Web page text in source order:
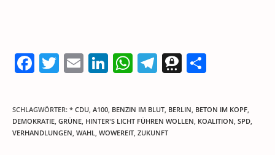
F
c
e
b
T
itt
er
E
ai
l
Li
k
e
dI
W
at
s
A
T
e
gr
a
T
re
e
le
n
SCHLAGWÖRTER: * CDU, A100, BENZIN IM BLUT, BERLIN, BETON IM KOPF,
DEMOKRATIE, GRÜNE, HINTER'S LICHT FÜHREN WOLLEN, KOALITION, SPD,
VERHANDLUNGEN, WAHL, WOWEREIT, ZUKUNFT